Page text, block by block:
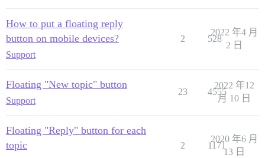
How to put a floating reply
button on mobile devices?
Support
2 528
2022 年4 月
2 日
Floating "New topic" button
Support
23 4555
2022 年12
月 10 日
Floating "Reply" button for each
topic
2 1171
2020 年6 月
13 日